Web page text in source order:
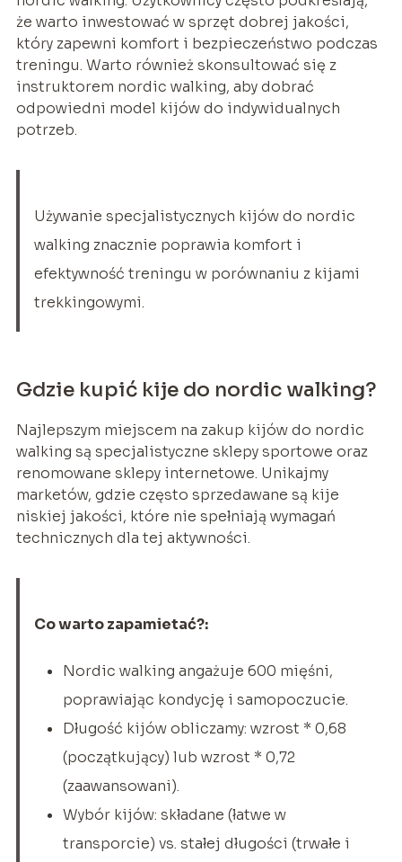
że warto inwestować w sprzęt dobrej jakości,
który zapewni komfort i bezpieczeństwo podczas
treningu. Warto również skonsultować się z
instruktorem nordic walking, aby dobrać
odpowiedni model kijów do indywidualnych
potrzeb.
Używanie specjalistycznych kijów do nordic
walking znacznie poprawia komfort i
efektywność treningu w porównaniu z kijami
trekkingowymi.
Gdzie kupić kije do nordic walking?
Najlepszym miejscem na zakup kijów do nordic
walking są specjalistyczne sklepy sportowe oraz
renomowane sklepy internetowe. Unikajmy
marketów, gdzie często sprzedawane są kije
niskiej jakości, które nie spełniają wymagań
technicznych dla tej aktywności.
Co warto zapamietać?:
Nordic walking angażuje 600 mięśni,
poprawiając kondycję i samopoczucie.
Długość kijów obliczamy: wzrost * 0,68
(początkujący) lub wzrost * 0,72
(zaawansowani).
Wybór kijów: składane (łatwe w
transporcie) vs. stałej długości (trwałe i